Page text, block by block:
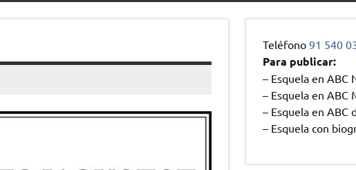
Teléfono91 540
Para publicar:
– Esquela en ABC
– Esquela en ABC
– Esquela en ABC
– Esquela con